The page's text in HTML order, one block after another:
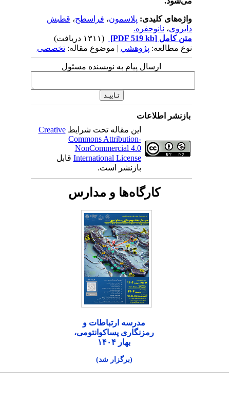
واژه‌های کلیدی:پلاسمون،فراسطح،قطبش
دایروی،نانوحفره.
متن کامل[PDF 519 kb]
نوع مطالعه:پژوهشي| موضوع مقاله:تخصصی
ارسال پیام به نویسنده مسئول
بازنشر اطلاعات
این مقاله تحت شرایطCreative
Commons Attribution-
NonCommercial 4.0
International Licenseقابل
بازنشر است.
کارگاه‌ها و مدارس
مدرسه ارتباطات و
رمزنگاری پساکوانتومی،
بهار ۱۴۰۴
(برگزار شد)